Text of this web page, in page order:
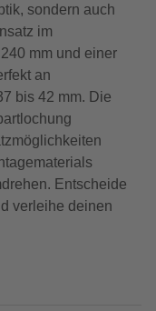
sondern auch
im
mm und einer
an
bis 42 mm. Die
Entscheide
verleihe deinen